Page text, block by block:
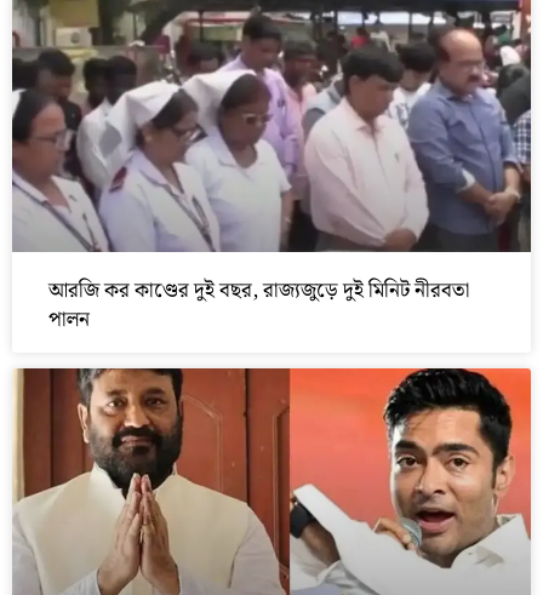
আরজি কর কাণ্ডের দুই বছর, রাজ্যজুড়ে দুই মিনিট নীরবতা
পালন